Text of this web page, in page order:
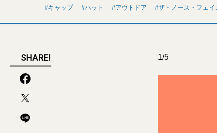
キャップ ハット アウトドア ザ・ノース・フェイ
SHARE! 1/5